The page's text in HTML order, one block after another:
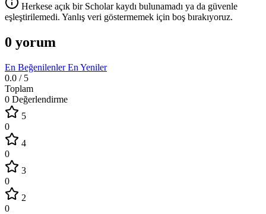
Herkese açık bir Scholar kaydı bulunamadı ya da güvenle
eşleştirilemedi. Yanlış veri göstermemek için boş bırakıyoruz.
0 yorum
En BeğenilenlerEn Yeniler
0.0 / 5
Toplam
0 Değerlendirme
5
0
4
0
3
0
2
0